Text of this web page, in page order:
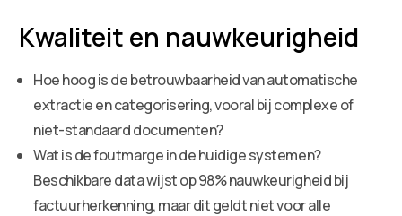
Kwaliteit en nauwkeurigheid
Hoe hoog is de betrouwbaarheid van automatische
extractie en categorisering, vooral bij complexe of
niet-standaard documenten?
Wat is de foutmarge in de huidige systemen?
Beschikbare data wijst op 98% nauwkeurigheid bij
factuurherkenning, maar dit geldt niet voor alle